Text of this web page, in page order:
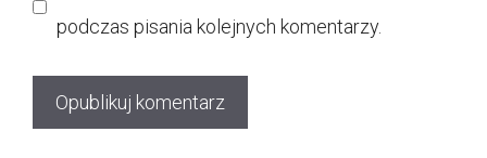
podczas pisania kolejnych komentarzy.